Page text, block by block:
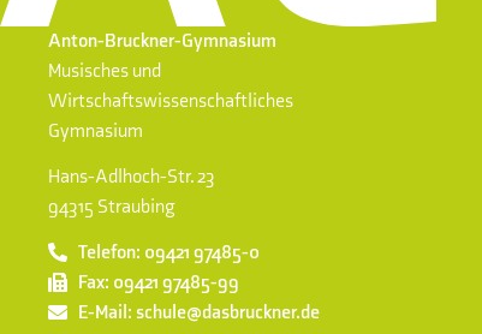
Anton-Bruckner-Gymnasium
Musisches und
Wirtschaftswissenschaftliches
Gymnasium
Hans-Adlhoch-Str. 23
94315 Straubing
Telefon: 09421 97485-0
Fax: 09421 97485-99
E-Mail: schule@dasbruckner.de